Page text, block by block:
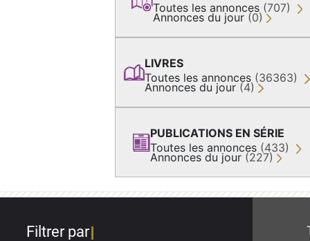
Toutes les annonces (707)
Annonces du jour (0)
LIVRES
Toutes les annonces (36363)
Annonces du jour (4)
PUBLICATIONS EN SÉRIE
Toutes les annonces (433)
Annonces du jour (227)
Filtrer par